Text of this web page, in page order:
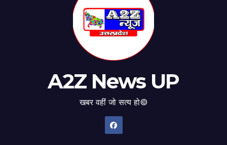
A2Z News UP
खबर वहीं जो सत्य हो©